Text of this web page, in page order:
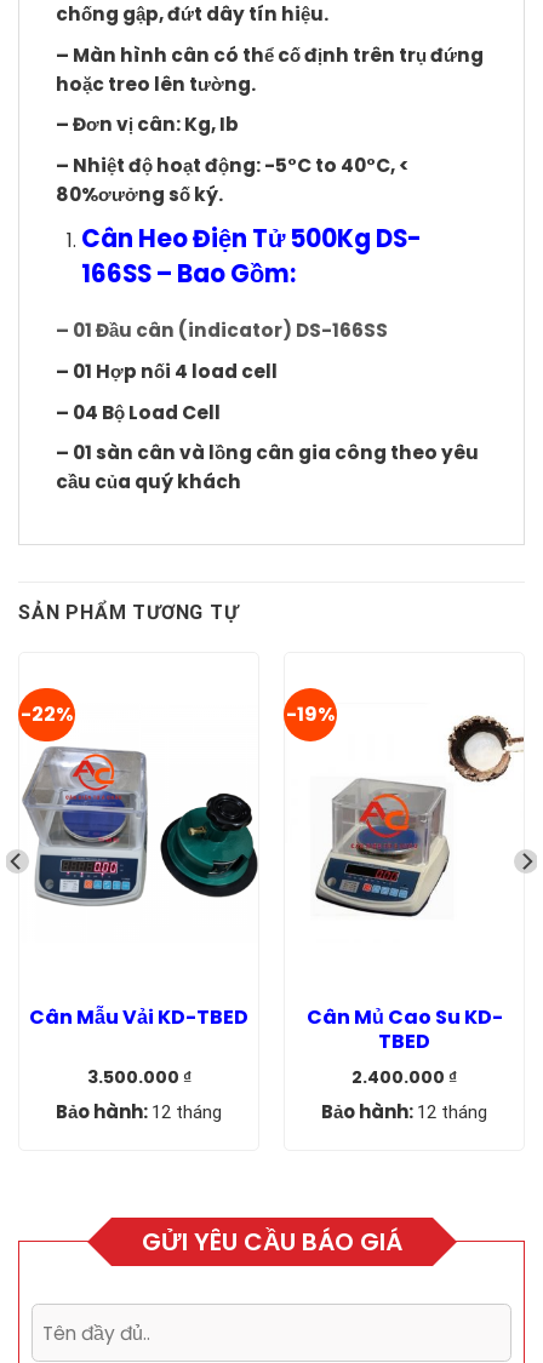
chống gập, đứt dây tín hiệu.
– Màn hình cân có thể cố định trên trụ đứng
hoặc treo lên tường.
– Đơn vị cân: Kg, Ib
– Nhiệt độ hoạt động: -5°C to 40°C, <
80%ơưởng số ký.
Cân Heo Điện Tử 500Kg DS-
166SS– Bao Gồm:
– 01 Đầu cân (indicator) DS-166SS
– 01 Hợp nối 4 load cell
– 04 Bộ Load Cell
– 01 sàn cân và lồng cân gia công theo yêu
cầu của quý khách
SẢN PHẨM TƯƠNG TỰ
-22%
Cân Mẫu Vải KD-TBED
Giá
gốc
là:
3.500.000 ₫
Giá
hiện
tại
Bảo hành: 12 tháng
-19%
Cân Mủ Cao Su KD-
TBED
Giá
gốc
là:
2.400.000 ₫
Giá
hiện
tại
Bảo hành: 12 tháng
GỬI YÊU CẦU BÁO GIÁ